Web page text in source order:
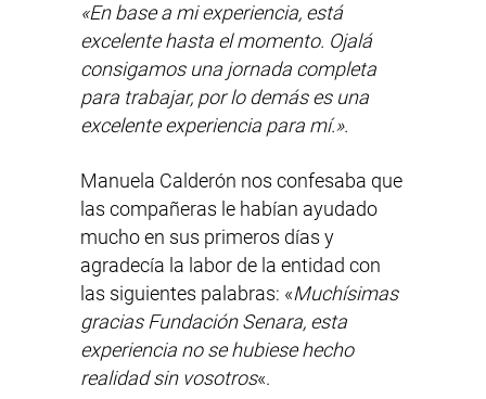
«En base a mi experiencia, está
excelente hasta el momento. Ojalá
consigamos una jornada completa
para trabajar, por lo demás es una
excelente experiencia para mí.».
Manuela Calderón nos confesaba que
las compañeras le habían ayudado
mucho en sus primeros días y
agradecía la labor de la entidad con
las siguientes palabras: «Muchísimas
gracias Fundación Senara, esta
experiencia no se hubiese hecho
realidad sin vosotros«.